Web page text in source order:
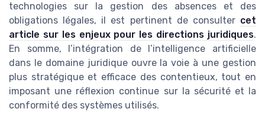
technologies sur la gestion des absences et des
obligations légales, il est pertinent de consulter cet
article sur les enjeux pour les directions juridiques.
En somme, l’intégration de l’intelligence artificielle
dans le domaine juridique ouvre la voie à une gestion
plus stratégique et efficace des contentieux, tout en
imposant une réflexion continue sur la sécurité et la
conformité des systèmes utilisés.